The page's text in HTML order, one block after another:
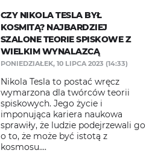
CZY NIKOLA TESLA BYŁ
KOSMITĄ? NAJBARDZIEJ
SZALONE TEORIE SPISKOWE Z
WIELKIM WYNALAZCĄ
PONIEDZIAŁEK, 10 LIPCA 2023 (14:33)
Nikola Tesla to postać wręcz
wymarzona dla twórców teorii
spiskowych. Jego życie i
imponująca kariera naukowa
sprawiły, że ludzie podejrzewali go
o to, że może być istotą z
kosmosu....